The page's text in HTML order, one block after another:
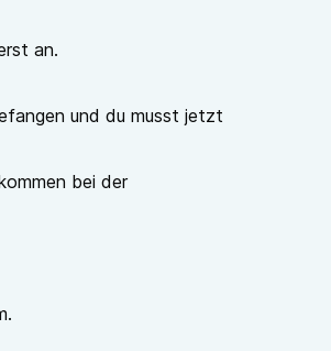
an.
und du musst jetzt
bei der